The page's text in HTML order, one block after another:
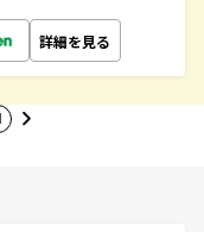
詳細を見る